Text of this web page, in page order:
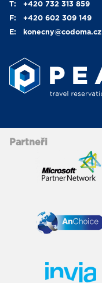
T:
+420 732 313 859
F:
+420 602 309 149
E:
konecny@codoma.cz
Partneři